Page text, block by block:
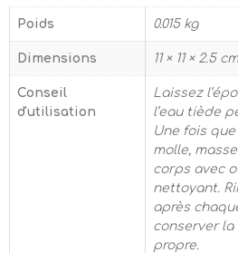
Poids 0.015 kg
Dimensions 11 × 11 × 2.5 cm
Conseil
d'utilisation
Laissez
l’eau tiède
Une fois que
molle,
corps avec
nettoyant.
après
conserver
propre.